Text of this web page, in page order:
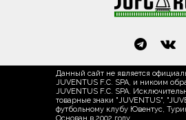
Данный сайт не является
JUVENTUS F.C. SPA, и никоим
JUVENTUS F.C. SPA.
товарные знаки "JUVENTUS",
футбольному клубу Ювентус,